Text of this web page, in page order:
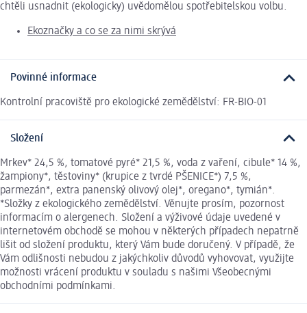
chtěli usnadnit (ekologicky) uvědomělou spotřebitelskou volbu.
Ekoznačky a co se za nimi skrývá
Povinné informace
Kontrolní pracoviště pro ekologické zemědělství: FR-BIO-01
Složení
Mrkev* 24,5 %, tomatové pyré* 21,5 %, voda z vaření, cibule* 14 %,
žampiony*, těstoviny* (krupice z tvrdé PŠENICE*) 7,5 %,
parmezán*, extra panenský olivový olej*, oregano*, tymián*.
*Složky z ekologického zemědělství. Věnujte prosím, pozornost
informacím o alergenech. Složení a výživové údaje uvedené v
internetovém obchodě se mohou v některých případech nepatrně
lišit od složení produktu, který Vám bude doručený. V případě, že
Vám odlišnosti nebudou z jakýchkoliv důvodů vyhovovat, využijte
možnosti vrácení produktu v souladu s našimi Všeobecnými
obchodními podmínkami.